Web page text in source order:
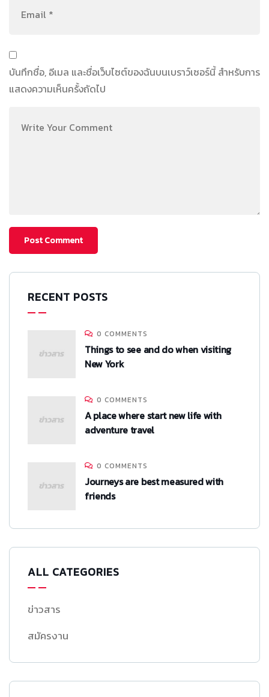
บันทึกชื่อ, อีเมล และชื่อเว็บไซต์ของฉันบนเบราว์เซอร์นี้ สำหรับการ
แสดงความเห็นครั้งถัดไป
RECENT POSTS
0 COMMENTS
Things to see and do when visiting
New York
0 COMMENTS
A place where start new life with
adventure travel
0 COMMENTS
Journeys are best measured with
friends
ALL CATEGORIES
ข่าวสาร
สมัครงาน